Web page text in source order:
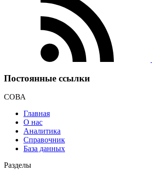
Постоянные ссылки
СОВА
Главная
О нас
Аналитика
Справочник
База данных
Разделы